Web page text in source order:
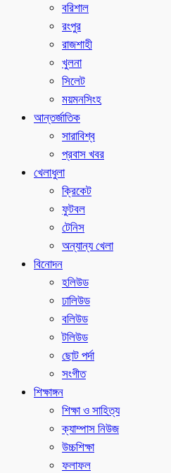
বরিশাল
রংপুর
রাজশাহী
খুলনা
সিলেট
ময়মনসিংহ
আন্তর্জাতিক
সারাবিশ্ব
প্রবাস খবর
খেলাধুলা
ক্রিকেট
ফুটবল
টেনিস
অন্যান্য খেলা
বিনোদন
হলিউড
ঢালিউড
বলিউড
টলিউড
ছোট পর্দা
সংগীত
শিক্ষাঙ্গন
শিক্ষা ও সাহিত্য
ক্যাম্পাস নিউজ
উচ্চশিক্ষা
ফলাফল